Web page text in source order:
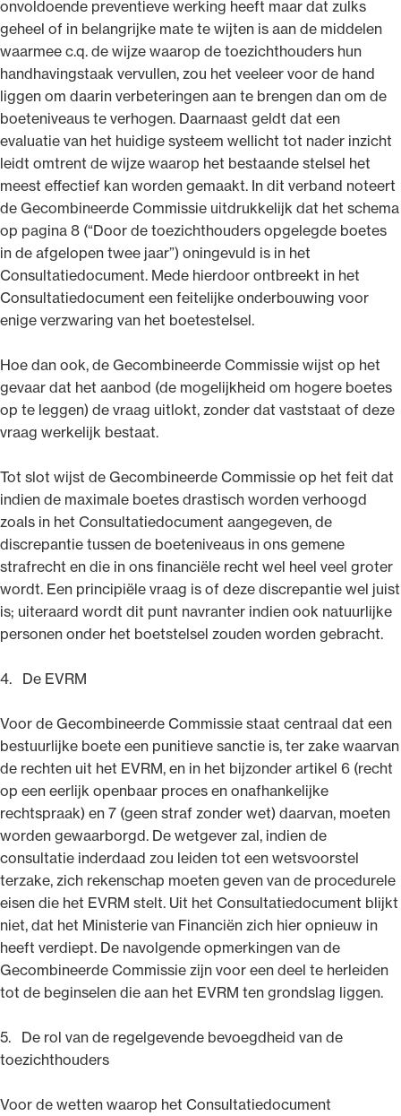
onvoldoende preventieve werking heeft maar dat zulks
geheel of in belangrijke mate te wijten is aan de middelen
waarmee c.q. de wijze waarop de toezichthouders hun
handhavingstaak vervullen, zou het veeleer voor de hand
liggen om daarin verbeteringen aan te brengen dan om de
boeteniveaus te verhogen. Daarnaast geldt dat een
evaluatie van het huidige systeem wellicht tot nader inzicht
leidt omtrent de wijze waarop het bestaande stelsel het
meest effectief kan worden gemaakt. In dit verband noteert
de Gecombineerde Commissie uitdrukkelijk dat het schema
op pagina 8 (“Door de toezichthouders opgelegde boetes
in de afgelopen twee jaar”) oningevuld is in het
Consultatiedocument. Mede hierdoor ontbreekt in het
Consultatiedocument een feitelijke onderbouwing voor
enige verzwaring van het boetestelsel.
Hoe dan ook, de Gecombineerde Commissie wijst op het
gevaar dat het aanbod (de mogelijkheid om hogere boetes
op te leggen) de vraag uitlokt, zonder dat vaststaat of deze
vraag werkelijk bestaat.
Tot slot wijst de Gecombineerde Commissie op het feit dat
indien de maximale boetes drastisch worden verhoogd
zoals in het Consultatiedocument aangegeven, de
discrepantie tussen de boeteniveaus in ons gemene
strafrecht en die in ons financiële recht wel heel veel groter
wordt. Een principiële vraag is of deze discrepantie wel juist
is; uiteraard wordt dit punt navranter indien ook natuurlijke
personen onder het boetstelsel zouden worden gebracht.
4. De EVRM
Voor de Gecombineerde Commissie staat centraal dat een
bestuurlijke boete een punitieve sanctie is, ter zake waarvan
de rechten uit het EVRM, en in het bijzonder artikel 6 (recht
op een eerlijk openbaar proces en onafhankelijke
rechtspraak) en 7 (geen straf zonder wet) daarvan, moeten
worden gewaarborgd. De wetgever zal, indien de
consultatie inderdaad zou leiden tot een wetsvoorstel
terzake, zich rekenschap moeten geven van de procedurele
eisen die het EVRM stelt. Uit het Consultatiedocument blijkt
niet, dat het Ministerie van Financiën zich hier opnieuw in
heeft verdiept. De navolgende opmerkingen van de
Gecombineerde Commissie zijn voor een deel te herleiden
tot de beginselen die aan het EVRM ten grondslag liggen.
5. De rol van de regelgevende bevoegdheid van de
toezichthouders
Voor de wetten waarop het Consultatiedocument